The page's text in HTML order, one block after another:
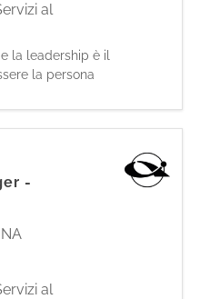
al
la leadership è il
la persona
squadra.
sarai
attività
Le tue
Store Manager:
con la tua squ
-
al